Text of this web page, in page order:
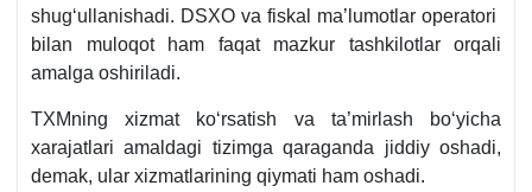
shugʻullanishadi. DSXO va fiskal ma’lumotlar operatori
bilan muloqot ham faqat mazkur tashkilotlar orqali
amalga oshiriladi.
TXMning хizmat koʻrsatish va ta’mirlash boʻyicha
хarajatlari amaldagi tizimga qaraganda jiddiy oshadi,
demak, ular хizmatlarining qiymati ham oshadi.